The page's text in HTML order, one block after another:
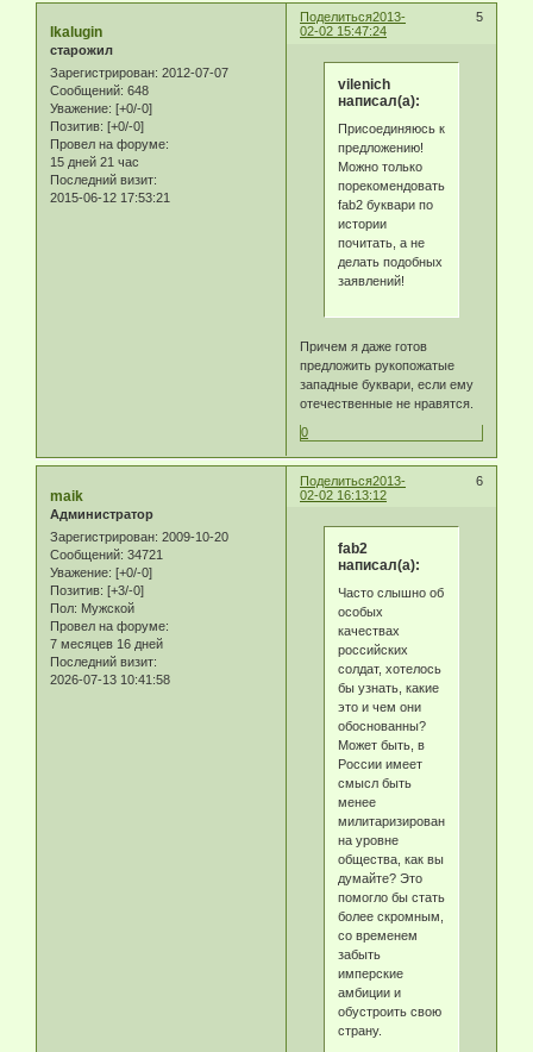
Поделиться 5
2013-
02-02 15:47:24
Ikalugin
старожил
Зарегистрирован: 2012-07-07
Сообщений: 648
Уважение: [+0/-0]
Позитив: [+0/-0]
Провел на форуме:
15 дней 21 час
Последний визит:
2015-06-12 17:53:21
vilenich
написал(а):
Присоединяюсь к
предложению!
Можно только
порекомендовать
fab2 буквари по
истории
почитать, а не
делать подобных
заявлений!
Причем я даже готов
предложить рукопожатые
западные буквари, если ему
отечественные не нравятся.
0
Поделиться 6
2013-
02-02 16:13:12
maik
Администратор
Зарегистрирован: 2009-10-20
Сообщений: 34721
Уважение: [+0/-0]
Позитив: [+3/-0]
Пол: Мужской
Провел на форуме:
7 месяцев 16 дней
Последний визит:
2026-07-13 10:41:58
fab2
написал(а):
Часто слышно об
особых
качествах
российских
солдат, хотелось
бы узнать, какие
это и чем они
обоснованны?
Может быть, в
России имеет
смысл быть
менее
милитаризированным
на уровне
общества, как вы
думайте? Это
помогло бы стать
более скромным,
со временем
забыть
имперские
амбиции и
обустроить свою
страну.